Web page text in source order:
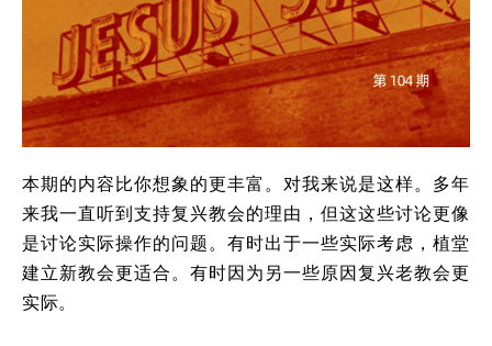
本期的内容比你想象的更丰富。对我来说是这样。多年
来我一直听到支持复兴教会的理由，但这这些讨论更像
是讨论实际操作的问题。有时出于一些实际考虑，植堂
建立新教会更适合。有时因为另一些原因复兴老教会更
实际。